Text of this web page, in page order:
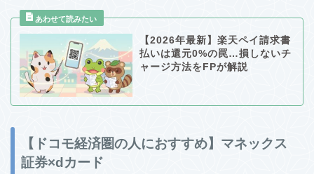
【2026年最新】楽天ペイ請求書
払いは還元0%の罠…損しないチ
ャージ方法をFPが解説
【ドコモ経済圏の人におすすめ】マネックス
証券×dカード